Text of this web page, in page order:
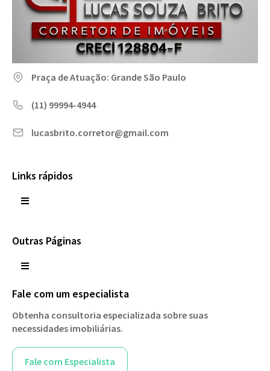
Praça de Atuação: Grande São Paulo
(11) 99994-4944
lucasbrito.corretor@gmail.com
Links rápidos
Outras Páginas
Fale com um especialista
Obtenha consultoria especializada sobre suas
necessidades imobiliárias.
Fale com Especialista